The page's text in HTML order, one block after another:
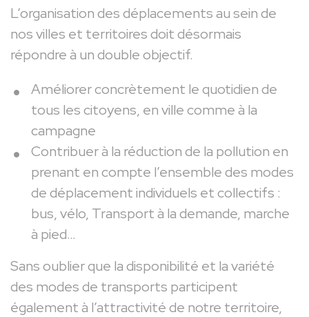
L’organisation des déplacements au sein de
nos villes et territoires doit désormais
répondre à un double objectif.
Améliorer concrètement le quotidien de
tous les citoyens, en ville comme à la
campagne
Contribuer à la réduction de la pollution en
prenant en compte l’ensemble des modes
de déplacement individuels et collectifs :
bus, vélo, Transport à la demande, marche
à pied…
Sans oublier que la disponibilité et la variété
des modes de transports participent
également à l’attractivité de notre territoire,